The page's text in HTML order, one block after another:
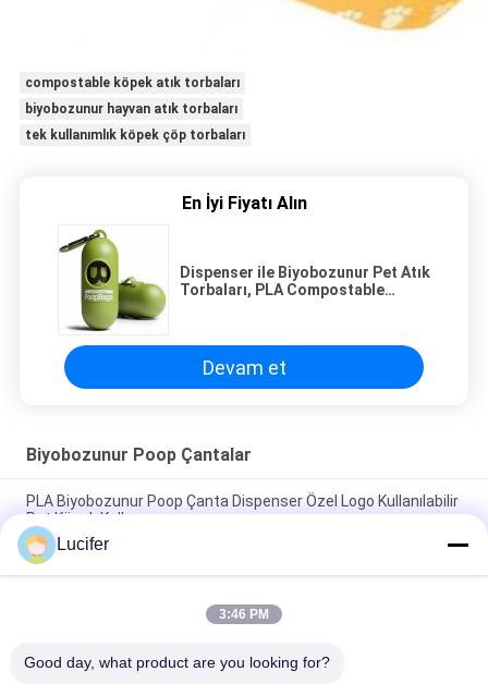
compostable köpek atık torbaları
biyobozunur hayvan atık torbaları
tek kullanımlık köpek çöp torbaları
En İyi Fiyatı Alın
Dispenser ile Biyobozunur Pet Atık
Torbaları, PLA Compostable
Devam et
Biyobozunur Poop Çantalar
PLA Biyobozunur Poop Çanta Dispenser Özel Logo Kullanılabilir
Pet Köpek Kullanımı
Özel Çevre Dostu Biyobozunur Köpek Poop Çanta EN13432 /
MSDS Onaylı
% 100 Biyobozunur Poop Çanta / Compostable Pet Atık
Lucifer
3:46 PM
Good day, what product are you looking for?